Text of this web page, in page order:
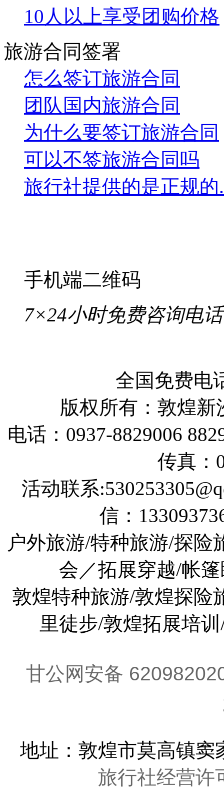
旅游合同签署
怎么签订旅游合同
团队国内旅游合同
为什么要签订旅游合同
可以不签旅游合同吗
旅行社提供的是正规的
7×24小时免费咨询电话
电话：0937-8829006
传真：
活动联系
信：
户外旅游/特种旅游/探
会／拓展穿越/帐
敦煌特种旅游/敦煌探险
里徒步/敦煌拓展培
甘公网安备
地址：敦煌市莫高镇